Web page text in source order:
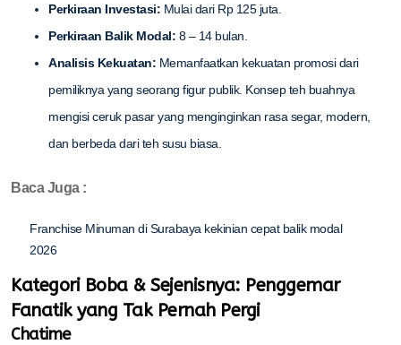
Perkiraan Investasi: Mulai dari Rp 125 juta.
Perkiraan Balik Modal: 8 – 14 bulan.
Analisis Kekuatan: Memanfaatkan kekuatan promosi dari
pemiliknya yang seorang figur publik. Konsep teh buahnya
mengisi ceruk pasar yang menginginkan rasa segar, modern,
dan berbeda dari teh susu biasa.
Baca Juga :
Franchise Minuman di Surabaya kekinian cepat balik modal
2026
Kategori Boba & Sejenisnya: Penggemar
Fanatik yang Tak Pernah Pergi
Chatime